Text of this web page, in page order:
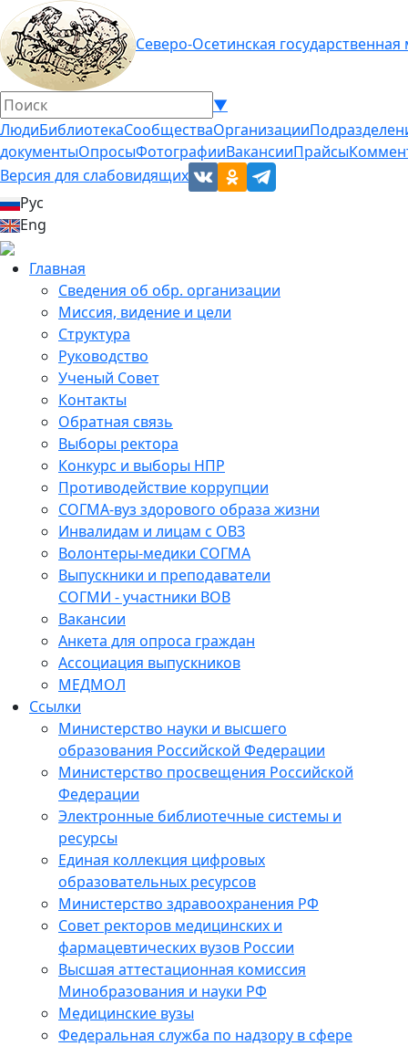
Северо-Осетинская
▼
ЛюдиБиблиотекаСообществаОрганизации
документыОпросыФотографииВакансииПрайсы
Версия для слабовидящих
Рус
Eng
Главная
Сведения об обр. организации
Миссия, видение и цели
Структура
Руководство
Ученый Совет
Контакты
Обратная связь
Выборы ректора
Конкурс и выборы НПР
Противодействие коррупции
СОГМА-вуз здорового образа жизни
Инвалидам и лицам с ОВЗ
Волонтеры-медики СОГМА
Выпускники и преподаватели
СОГМИ - участники ВОВ
Вакансии
Анкета для опроса граждан
Ассоциация выпускников
МЕДМОЛ
Ссылки
Министерство науки и высшего
образования Российской Федерации
Министерство просвещения Российской
Федерации
Электронные библиотечные системы и
ресурсы
Единая коллекция цифровых
образовательных ресурсов
Министерство здравоохранения РФ
Совет ректоров медицинских и
фармацевтических вузов России
Высшая аттестационная комиссия
Минобразования и науки РФ
Медицинские вузы
Федеральная служба по надзору в сфере